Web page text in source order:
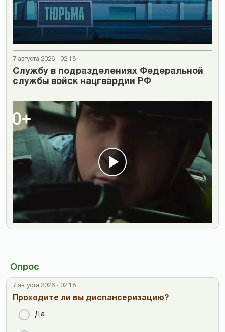
7 августа 2026 - 02:18
Cлужбу в подразделениях Федеральной
службы войск нацгвардии РФ
Опрос
7 августа 2026 - 02:18
Проходите ли вы диспансеризацию?
Да